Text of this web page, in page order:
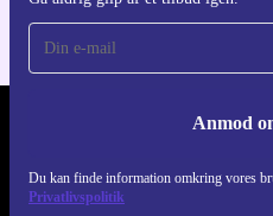
Anmod
Du kan finde information omkring vores
Privatlivspolitik
REFURBED